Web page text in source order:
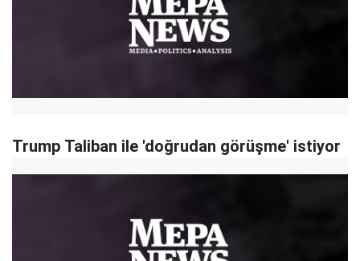
Trump Taliban ile 'doğrudan görüşme' istiyor